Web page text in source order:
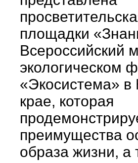
площадки
Всероссийский
экологическом
«Экосистема» в
крае, которая
преимущества
образа жизни, а